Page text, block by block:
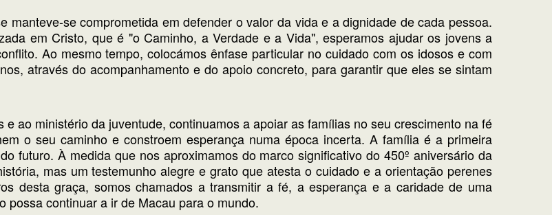
se comprometida em defender o valor da vida e a dignidade de cada pessoa.
em Cristo, que é "o Caminho, a Verdade e a Vida", esperamos ajudar os jovens a
Ao mesmo tempo, colocámos ênfase particular no cuidado com os idosos e com
através do acompanhamento e do apoio concreto, para garantir que eles se sintam
ao ministério da juventude, continuamos a apoiar as famílias no seu crescimento na fé
o seu caminho e constroem esperança numa época incerta. A família é a primeira
futuro. À medida que nos aproximamos do marco significativo do 450º aniversário da
mas um testemunho alegre e grato que atesta o cuidado e a orientação perenes
desta graça, somos chamados a transmitir a fé, a esperança e a caridade de uma
possa continuar a ir de Macau para o mundo.